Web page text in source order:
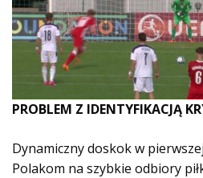
PROBLEM Z IDENTYFIKACJĄ
Dynamiczny doskok w
Polakom na szybkie odbiory